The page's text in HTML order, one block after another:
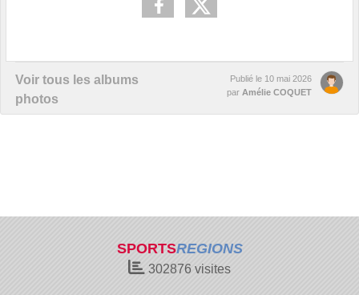
Voir tous les albums
photos
Publié le 10 mai 2026
par Amélie COQUET
SPORTSREGIONS
302876 visites